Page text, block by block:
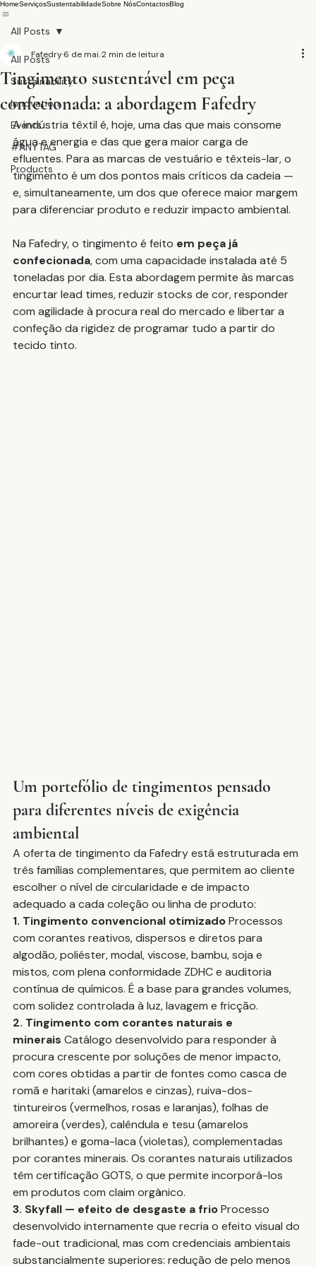
HomeServiçosSustentabilidadeSobre NósContactosBlog
All Posts
Sustainability
Innovation
Events
#ANYTAG
Products
All Posts
Tingimento sustentável em peça
confecionada: a abordagem Fafedry
Fafedry6 de mai.2 min de leitura
A indústria têxtil é, hoje, uma das que mais consome
água e energia e das que gera maior carga de
efluentes. Para as marcas de vestuário e têxteis-lar, o
tingimento é um dos pontos mais críticos da cadeia —
e, simultaneamente, um dos que oferece maior margem
para diferenciar produto e reduzir impacto ambiental.
Na Fafedry, o tingimento é feito em peça já
confecionada, com uma capacidade instalada até 5
toneladas por dia. Esta abordagem permite às marcas
encurtar lead times, reduzir stocks de cor, responder
com agilidade à procura real do mercado e libertar a
confeção da rigidez de programar tudo a partir do
tecido tinto.
Um portefólio de tingimentos pensado
para diferentes níveis de exigência
ambiental
A oferta de tingimento da Fafedry está estruturada em
três famílias complementares, que permitem ao cliente
escolher o nível de circularidade e de impacto
adequado a cada coleção ou linha de produto:
1. Tingimento convencional otimizado Processos
com corantes reativos, dispersos e diretos para
algodão, poliéster, modal, viscose, bambu, soja e
mistos, com plena conformidade ZDHC e auditoria
contínua de químicos. É a base para grandes volumes,
com solidez controlada à luz, lavagem e fricção.
2. Tingimento com corantes naturais e
minerais Catálogo desenvolvido para responder à
procura crescente por soluções de menor impacto,
com cores obtidas a partir de fontes como casca de
romã e haritaki (amarelos e cinzas), ruiva-dos-
tintureiros (vermelhos, rosas e laranjas), folhas de
amoreira (verdes), calêndula e tesu (amarelos
brilhantes) e goma-laca (violetas), complementadas
por corantes minerais. Os corantes naturais utilizados
têm certificação GOTS, o que permite incorporá-los
em produtos com claim orgânico.
3. Skyfall — efeito de desgaste a frio Processo
desenvolvido internamente que recria o efeito visual do
fade-out tradicional, mas com credenciais ambientais
substancialmente superiores: redução de pelo menos